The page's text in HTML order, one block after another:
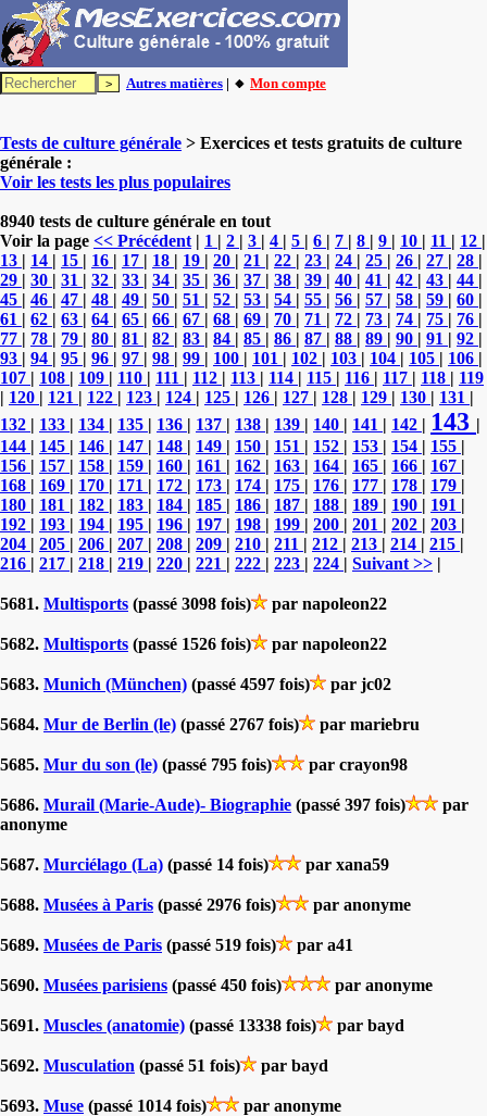
Autres matières | 🔸 Mon compte
Tests de culture générale > Exercices et tests gratuits de culture
générale :
Voir les tests les plus populaires
8940 tests de culture générale en tout
Voir la page << Précédent | 1 | 2 | 3 | 4 | 5 | 6 | 7 | 8 | 9 | 10 | 11 | 12 |
13 | 14 | 15 | 16 | 17 | 18 | 19 | 20 | 21 | 22 | 23 | 24 | 25 | 26 | 27 | 28 |
29 | 30 | 31 | 32 | 33 | 34 | 35 | 36 | 37 | 38 | 39 | 40 | 41 | 42 | 43 | 44 |
45 | 46 | 47 | 48 | 49 | 50 | 51 | 52 | 53 | 54 | 55 | 56 | 57 | 58 | 59 | 60 |
61 | 62 | 63 | 64 | 65 | 66 | 67 | 68 | 69 | 70 | 71 | 72 | 73 | 74 | 75 | 76 |
77 | 78 | 79 | 80 | 81 | 82 | 83 | 84 | 85 | 86 | 87 | 88 | 89 | 90 | 91 | 92 |
93 | 94 | 95 | 96 | 97 | 98 | 99 | 100 | 101 | 102 | 103 | 104 | 105 | 106 |
107 | 108 | 109 | 110 | 111 | 112 | 113 | 114 | 115 | 116 | 117 | 118 | 119
| 120 | 121 | 122 | 123 | 124 | 125 | 126 | 127 | 128 | 129 | 130 | 131 |
132 | 133 | 134 | 135 | 136 | 137 | 138 | 139 | 140 | 141 | 142 | 143 |
144 | 145 | 146 | 147 | 148 | 149 | 150 | 151 | 152 | 153 | 154 | 155 |
156 | 157 | 158 | 159 | 160 | 161 | 162 | 163 | 164 | 165 | 166 | 167 |
168 | 169 | 170 | 171 | 172 | 173 | 174 | 175 | 176 | 177 | 178 | 179 |
180 | 181 | 182 | 183 | 184 | 185 | 186 | 187 | 188 | 189 | 190 | 191 |
192 | 193 | 194 | 195 | 196 | 197 | 198 | 199 | 200 | 201 | 202 | 203 |
204 | 205 | 206 | 207 | 208 | 209 | 210 | 211 | 212 | 213 | 214 | 215 |
216 | 217 | 218 | 219 | 220 | 221 | 222 | 223 | 224 | Suivant >> |
5681. Multisports (passé 3098 fois) par napoleon22
5682. Multisports (passé 1526 fois) par napoleon22
5683. Munich (München) (passé 4597 fois) par jc02
5684. Mur de Berlin (le) (passé 2767 fois) par mariebru
5685. Mur du son (le) (passé 795 fois) par crayon98
5686. Murail (Marie-Aude)- Biographie (passé 397 fois)
par
anonyme
5687. Murciélago (La) (passé 14 fois) par xana59
5688. Musées à Paris (passé 2976 fois) par anonyme
5689. Musées de Paris (passé 519 fois) par a41
5690. Musées parisiens (passé 450 fois) par anonyme
5691. Muscles (anatomie) (passé 13338 fois) par bayd
5692. Musculation (passé 51 fois) par bayd
5693. Muse (passé 1014 fois) par anonyme